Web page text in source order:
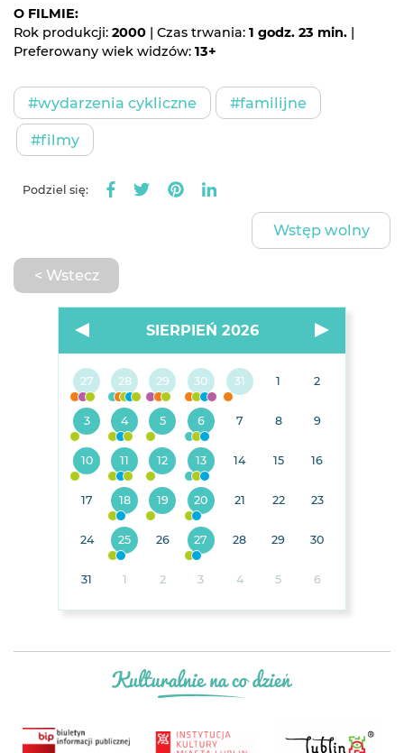
O FILMIE:
Rok produkcji: 2000 | Czas trwania: 1 godz. 23 min. |
Preferowany wiek widzów: 13+
#wydarzenia cykliczne #familijne
#filmy
Podziel się:
< Wstecz
Wstęp wolny
SIERPIEŃ 2026
27 28 29 30 31 1 2
3 4 5 6 7 8 9
10 11 12 13 14 15 16
17 18 19 20 21 22 23
24 25 26 27 28 29 30
31 1 2 3 4 5 6